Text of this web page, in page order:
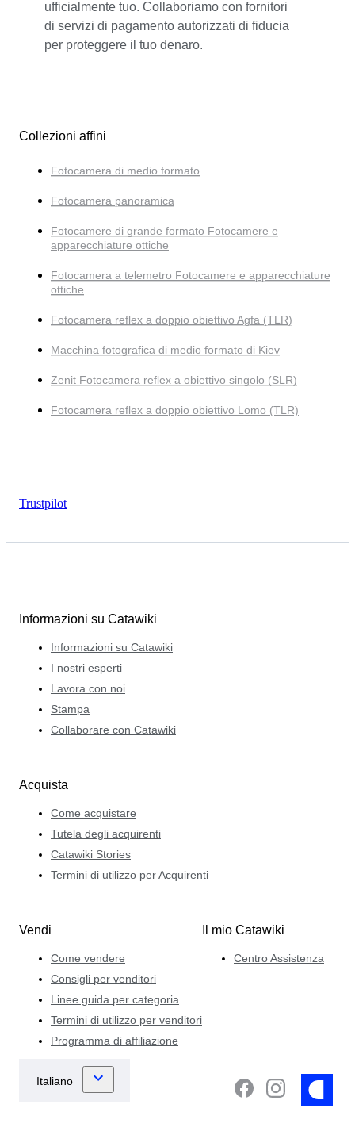
ufficialmente tuo. Collaboriamo con fornitori
di servizi di pagamento autorizzati di fiducia
per proteggere il tuo denaro.
Collezioni affini
Fotocamera di medio formato
Fotocamera panoramica
Fotocamere di grande formato Fotocamere e
apparecchiature ottiche
Fotocamera a telemetro Fotocamere e apparecchiature
ottiche
Fotocamera reflex a doppio obiettivo Agfa (TLR)
Macchina fotografica di medio formato di Kiev
Zenit Fotocamera reflex a obiettivo singolo (SLR)
Fotocamera reflex a doppio obiettivo Lomo (TLR)
Trustpilot
Informazioni su Catawiki
Informazioni su Catawiki
I nostri esperti
Lavora con noi
Stampa
Collaborare con Catawiki
Acquista
Come acquistare
Tutela degli acquirenti
Catawiki Stories
Termini di utilizzo per Acquirenti
Vendi
Come vendere
Consigli per venditori
Linee guida per categoria
Termini di utilizzo per venditori
Programma di affiliazione
Il mio Catawiki
Centro Assistenza